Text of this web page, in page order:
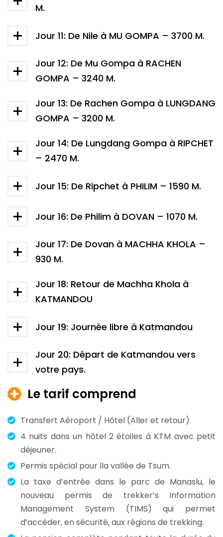
M.
Jour 11: De Nile à MU GOMPA – 3700 M.
Jour 12: De Mu Gompa à RACHEN
GOMPA – 3240 M.
Jour 13: De Rachen Gompa à LUNGDANG
GOMPA – 3200 M.
Jour 14: De Lungdang Gompa à RIPCHET
– 2470 M.
Jour 15: De Ripchet à PHILIM – 1590 M.
Jour 16: De Philim à DOVAN – 1070 M.
Jour 17: De Dovan à MACHHA KHOLA –
930 M.
Jour 18: Retour de Machha Khola à
KATMANDOU
Jour 19: Journée libre à Katmandou
Jour 20: Départ de Katmandou vers
votre pays.
Le tarif comprend
Transfert Aéroport / Hôtel (Aller et retour).
4 nuits dans un hôtel 2 étoiles à KTM avec petit
déjeuner.
Permis spécial pour lla vallée de Tsum.
La taxe d’entrée dans le parc de Manaslu, le
nouveau permis de trekker’s Information
Management System (TIMS) qui permet
d’accéder, en sécurité, aux régions de trekking.